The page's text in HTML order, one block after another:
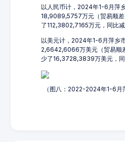
以人民币计，2024年1-6月萍
18,9089,5757万元（贸易顺
了112,3802,7165万元，同比
以美元计，2024年1-6月萍乡
2,6642,6066万美元（贸易顺
少了16,3728,3839万美元，
（图八：2022-2024年1-6月